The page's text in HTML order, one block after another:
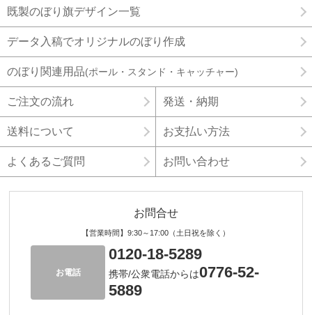
既製のぼり旗デザイン一覧
データ入稿でオリジナルのぼり作成
のぼり関連用品(ポール・スタンド・キャッチャー)
ご注文の流れ 発送・納期
送料について お支払い方法
よくあるご質問 お問い合わせ
お問合せ
【営業時間】9:30～17:00（土日祝を除く）
お電話
0120-18-5289
携帯/公衆電話からは0776-52-
5889